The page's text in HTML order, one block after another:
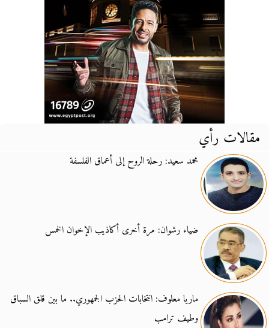
مقالات رأي
محمد سعيد: رحلة الروح إلى أعماق الفلسفة
ضياء رشوان: مرة أخرى أكاذيب الإخوان الخمس
ماريا معلوف: انتخابات الحزب الجمهوري.. ما بين قلق السباق
وطيف ترامب